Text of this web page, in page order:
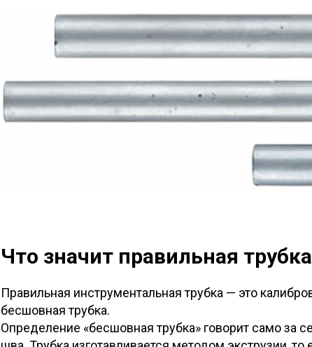
Что значит правильная
Правильная инструментальная трубка — это
бесшовная трубка.
Определение «бесшовная трубка» говорит само за